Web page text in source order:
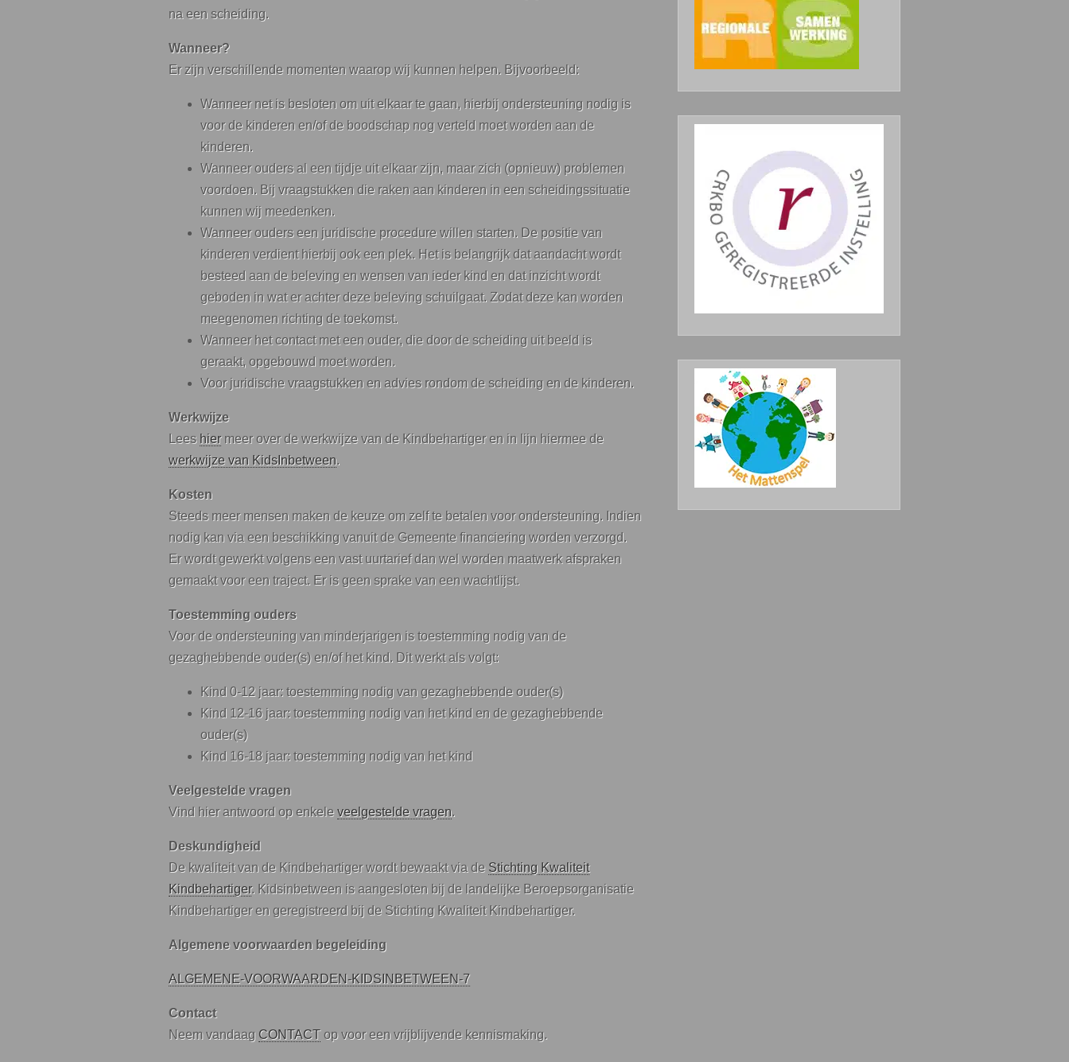
na een scheiding.
Wanneer?
Er zijn verschillende momenten waarop wij kunnen helpen. Bijvoorbeeld:
Wanneer net is besloten om uit elkaar te gaan, hierbij ondersteuning nodig is
voor de kinderen en/of de boodschap nog verteld moet worden aan de
kinderen.
Wanneer ouders al een tijdje uit elkaar zijn, maar zich (opnieuw) problemen
voordoen. Bij vraagstukken die raken aan kinderen in een scheidingssituatie
kunnen wij meedenken.
Wanneer ouders een juridische procedure willen starten. De positie van
kinderen verdient hierbij ook een plek. Het is belangrijk dat aandacht wordt
besteed aan de beleving en wensen van ieder kind en dat inzicht wordt
geboden in wat er achter deze beleving schuilgaat. Zodat deze kan worden
meegenomen richting de toekomst.
Wanneer het contact met een ouder, die door de scheiding uit beeld is
geraakt, opgebouwd moet worden.
Voor juridische vraagstukken en advies rondom de scheiding en de kinderen.
Werkwijze
Lees hiermeer over de werkwijze van de Kindbehartiger en in lijn hiermee de
werkwijze van KidsInbetween.
Kosten
Steeds meer mensen maken de keuze om zelf te betalen voor ondersteuning. Indien
nodig kan via een beschikking vanuit de Gemeente financiering worden verzorgd.
Er wordt gewerkt volgens een vast uurtarief dan wel worden maatwerk afspraken
gemaakt voor een traject. Er is geen sprake van een wachtlijst.
Toestemming ouders
Voor de ondersteuning van minderjarigen is toestemming nodig van de
gezaghebbende ouder(s) en/of het kind. Dit werkt als volgt:
Kind 0-12 jaar: toestemming nodig van gezaghebbende ouder(s)
Kind 12-16 jaar: toestemming nodig van het kind en de gezaghebbende
ouder(s)
Kind 16-18 jaar: toestemming nodig van het kind
Veelgestelde vragen
Vind hier antwoord op enkele veelgestelde vragen.
Deskundigheid
De kwaliteit van de Kindbehartiger wordt bewaakt via de Stichting Kwaliteit
Kindbehartiger. Kidsinbetween is aangesloten bij de landelijke Beroepsorganisatie
Kindbehartiger en geregistreerd bij de Stichting Kwaliteit Kindbehartiger.
Algemene voorwaarden begeleiding
ALGEMENE-VOORWAARDEN-KIDSINBETWEEN-7
Contact
Neem vandaag CONTACTop voor een vrijblijvende kennismaking.